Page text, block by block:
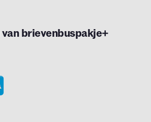
brievenbuspakje+